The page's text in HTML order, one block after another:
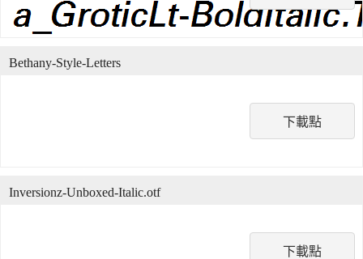
下載點
Bethany-Style-Letters
下載點
Inversionz-Unboxed-Italic.otf